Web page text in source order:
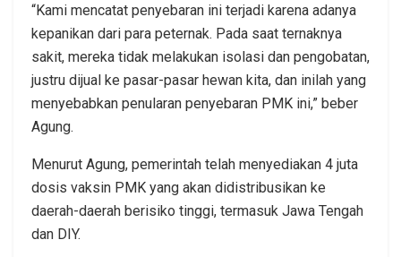
“Kami mencatat penyebaran ini terjadi karena adanya
kepanikan dari para peternak. Pada saat ternaknya
sakit, mereka tidak melakukan isolasi dan pengobatan,
justru dijual ke pasar-pasar hewan kita, dan inilah yang
menyebabkan penularan penyebaran PMK ini,” beber
Agung.
Menurut Agung, pemerintah telah menyediakan 4 juta
dosis vaksin PMK yang akan didistribusikan ke
daerah-daerah berisiko tinggi, termasuk Jawa Tengah
dan DIY.